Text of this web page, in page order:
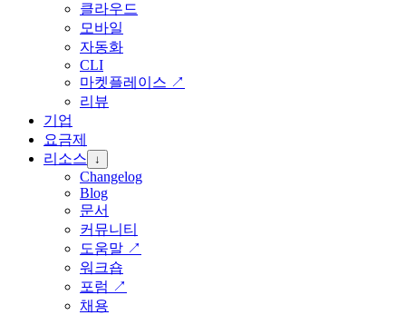
클라우드
모바일
자동화
CLI
마켓플레이스 ↗
리뷰
기업
요금제
리소스
↓
Changelog
Blog
문서
커뮤니티
도움말 ↗
워크숍
포럼 ↗
채용